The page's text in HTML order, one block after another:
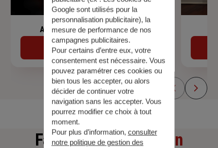
Assurance de prêt immobilier
Découvrir
Faitesune simulation
Google sont utilisés pour la
personnalisation publicitaire), la
mesure de performance de nos
campagnes publicitaires.
Pour certains d’entre eux, votre
consentement est nécessaire. Vous
pouvez paramétrer ces cookies ou
bien tous les accepter, ou alors
décider de continuer votre
navigation sans les accepter. Vous
pourrez modifier ce choix à tout
moment.
Pour plus d’information, consulter
notre politique de gestion des